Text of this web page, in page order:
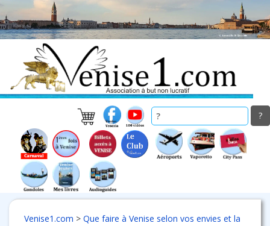
to
main
Venise1.com > Que faire à Venise selon vos envies et la